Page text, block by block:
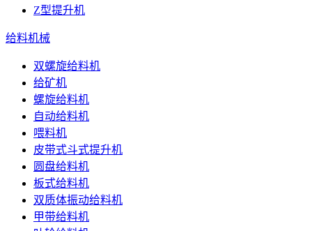
Z型提升机
给料机械
双螺旋给料机
给矿机
螺旋给料机
自动给料机
喂料机
皮带式斗式提升机
圆盘给料机
板式给料机
双质体振动给料机
甲带给料机